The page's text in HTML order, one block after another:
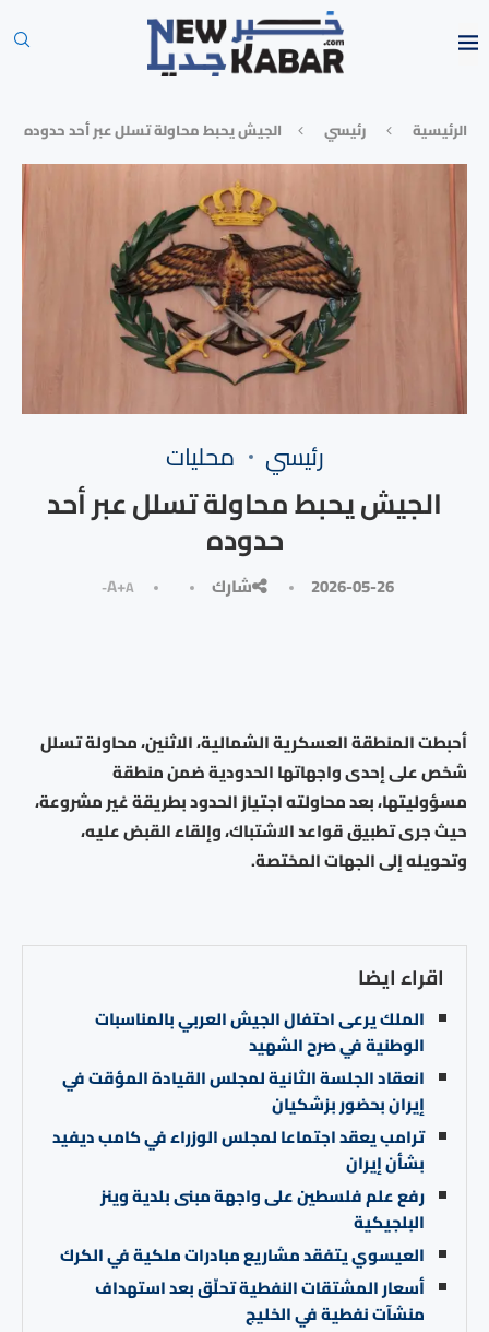
الرئيسية رئيسي الجيش يحبط محاولة تسلل عبر أحد حدوده
رئيسي محليات
الجيش يحبط محاولة تسلل عبر أحد
حدوده
2026-05-26 شارك A+A-
أحبطت المنطقة العسكرية الشمالية، الاثنين، محاولة تسلل
شخص على إحدى واجهاتها الحدودية ضمن منطقة
مسؤوليتها، بعد محاولته اجتياز الحدود بطريقة غير مشروعة،
حيث جرى تطبيق قواعد الاشتباك، وإلقاء القبض عليه،
وتحويله إلى الجهات المختصة.
اقراء ايضا
الملك يرعى احتفال الجيش العربي بالمناسبات
الوطنية في صرح الشهيد
انعقاد الجلسة الثانية لمجلس القيادة المؤقت في
إيران بحضور بزشكيان
ترامب يعقد اجتماعا لمجلس الوزراء في كامب ديفيد
بشأن إيران
رفع علم فلسطين على واجهة مبنى بلدية وينز
البلجيكية
العيسوي يتفقد مشاريع مبادرات ملكية في الكرك
أسعار المشتقات النفطية تحلّق بعد استهداف
منشآت نفطية في الخليج